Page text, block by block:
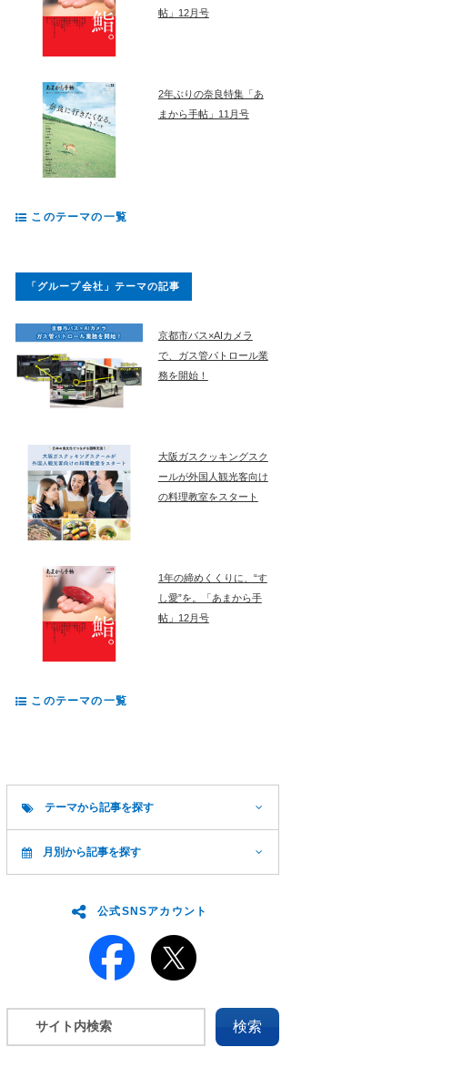
帖」12月号
2年ぶりの奈良特集「あ
まから手帖」11月号
このテーマの一覧
「グループ会社」テーマの記事
京都市バス×AIカメラ
で、ガス管パトロール業
務を開始！
大阪ガスクッキングスク
ールが外国人観光客向け
の料理教室をスタート
1年の締めくくりに、“す
し愛”を。「あまから手
帖」12月号
このテーマの一覧
テーマから記事を探す
月別から記事を探す
公式SNSアカウント